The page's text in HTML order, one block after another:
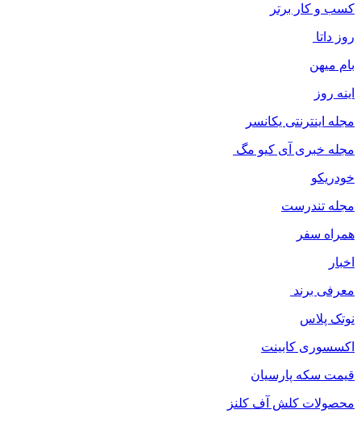
کسب و کار برتر
روز داتا
بام میهن
اینه روز
مجله اینترنتی یکانسر
مجله خبری آی کیو مگ
خودریکو
مجله‌ تندرست
همراه سفر
اخبار
معرفی برند
نوتک پلاس
اکسسوری کابینت
قیمت سکه پارسیان
محصولات کلش آف کلنز